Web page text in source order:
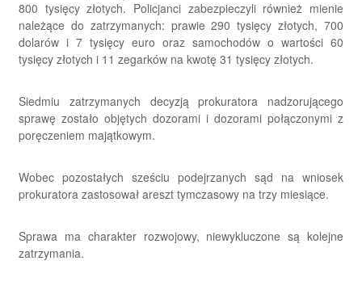
800 tysięcy złotych. Policjanci zabezpieczyli również mienie
należące do zatrzymanych: prawie 290 tysięcy złotych, 700
dolarów i 7 tysięcy euro oraz samochodów o wartości 60
tysięcy złotych i 11 zegarków na kwotę 31 tysięcy złotych.
Siedmiu zatrzymanych decyzją prokuratora nadzorującego
sprawę zostało objętych dozorami i dozorami połączonymi z
poręczeniem majątkowym.
Wobec pozostałych sześciu podejrzanych sąd na wniosek
prokuratora zastosował areszt tymczasowy na trzy miesiące.
Sprawa ma charakter rozwojowy, niewykluczone są kolejne
zatrzymania.